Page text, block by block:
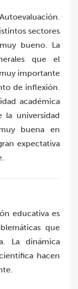
sectores
bueno. La
que el
importante
de inflexión.
académica
universidad
buena en
expectativa
educativa es
que
La dinámica
hacen